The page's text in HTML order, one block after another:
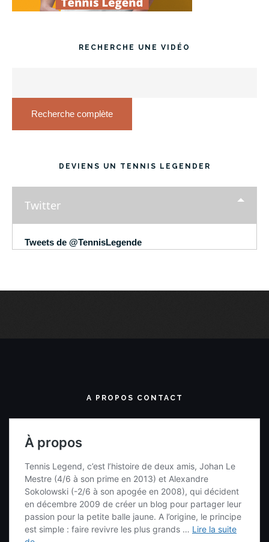
RECHERCHE UNE VIDÉO
Recherche complète
DEVIENS UN TENNIS LEGENDER
Twitter
Tweets de @TennisLegende
A PROPOS CONTACT